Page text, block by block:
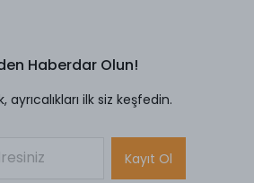
Haberdar Olun!
ayrıcalıkları ilk siz keşfedin.
Kayıt Ol